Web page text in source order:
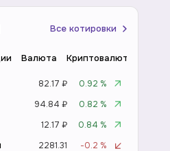
Все котировки
Валюта Криптовалюта
82.17 ₽
0.92 %
94.84 ₽
0.82 %
12.17 ₽
0.84 %
2281.31
-0.2 %